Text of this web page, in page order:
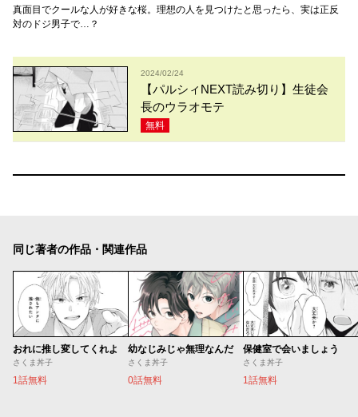
真面目でクールな人が好きな桜。理想の人を見つけたと思ったら、実は正反
対のドジ男子で…？
2024/02/24
【パルシィNEXT読み切り】生徒会
長のウラオモテ
無料
同じ著者の作品・関連作品
おれに推し変してくれよ
さくま丼子
1話無料
幼なじみじゃ無理なんだ
さくま丼子
0話無料
保健室で会いましょう
さくま丼子
1話無料